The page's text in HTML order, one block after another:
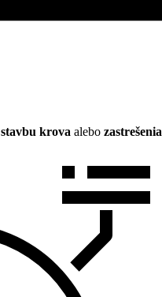
stavbu krova alebo zastrešenia